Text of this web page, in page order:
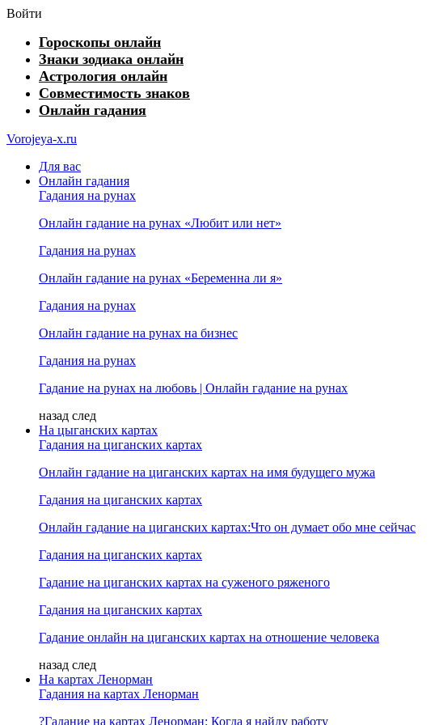
Войти
Гороскопы онлайн
Знаки зодиака онлайн
Астрология онлайн
Совместимость знаков
Онлайн гадания
Vorojeya-x.ru
Для вас
Онлайн гадания
Гадания на рунах
Онлайн гадание на рунах «Любит или нет»
Гадания на рунах
Онлайн гадание на рунах «Беременна ли я»
Гадания на рунах
Онлайн гадание на рунах на бизнес
Гадания на рунах
Гадание на рунах на любовь | Онлайн гадание на рунах
назад след
На цыганских картах
Гадания на циганских картах
Онлайн гадание на циганских картах на имя будущего мужа
Гадания на циганских картах
Онлайн гадание на циганских картах:Что он думает обо мне сейчас
Гадания на циганских картах
Гадание на циганских картах на суженого ряженого
Гадания на циганских картах
Гадание онлайн на циганских картах на отношение человека
назад след
На картах Ленорман
Гадания на картах Ленорман
?Гадание на картах Ленорман: Когда я найду работу